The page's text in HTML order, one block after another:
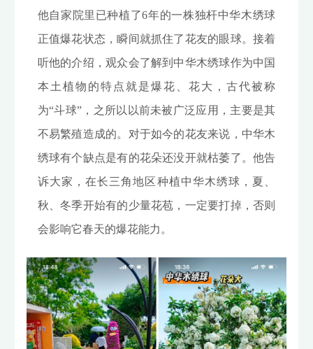
他自家院里已种植了6年的一株独杆中华木绣球
正值爆花状态，瞬间就抓住了花友的眼球。接着
听他的介绍，观众会了解到中华木绣球作为中国
本土植物的特点就是爆花、花大，古代被称
为“斗球”，之所以以前未被广泛应用，主要是其
不易繁殖造成的。对于如今的花友来说，中华木
绣球有个缺点是有的花朵还没开就枯萎了。他告
诉大家，在长三角地区种植中华木绣球，夏、
秋、冬季开始有的少量花苞，一定要打掉，否则
会影响它春天的爆花能力。